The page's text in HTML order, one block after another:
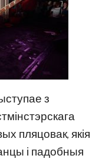
з
пляцовак, якія
і падобныя